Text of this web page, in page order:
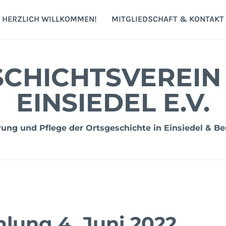
HERZLICH WILLKOMMEN! MITGLIEDSCHAFT & KONTAKT
EINSIEDEL E.V.
und Pflege der Ortsgeschichte in Einsiedel &